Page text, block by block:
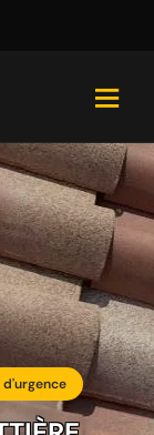
d'urgence